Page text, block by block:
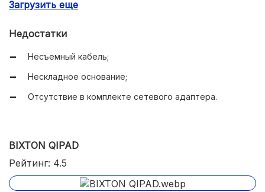
Загрузить еще
Недостатки
Несъемный кабель;
Нескладное основание;
Отсутствие в комплекте сетевого адаптера.
BIXTON QIPAD
Рейтинг: 4.5